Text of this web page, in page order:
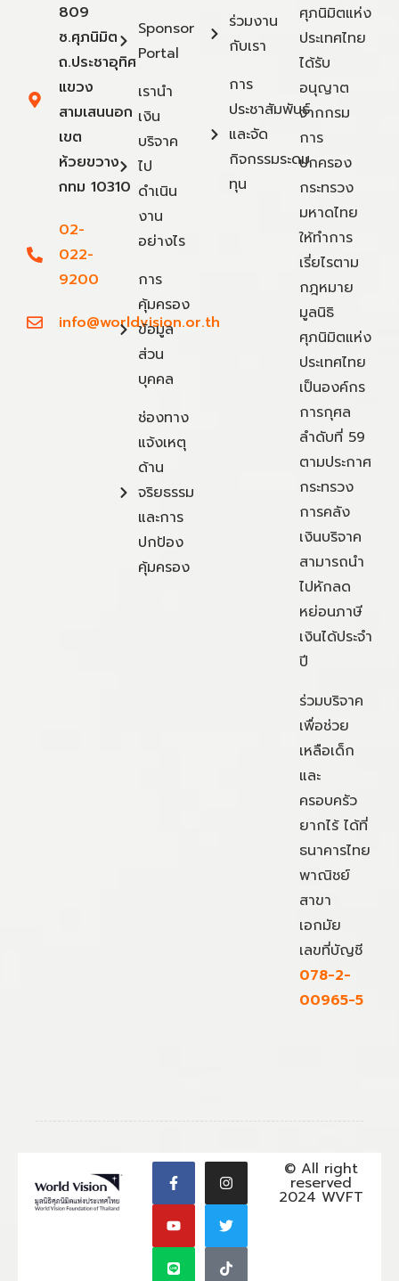
809
ซ.ศุภนิมิต
ถ.ประชาอุทิศ
แขวง
สามเสนนอก
เขต
ห้วยขวาง
กทม 10310
02-
022-
9200
info@worldvision.or.th
Sponsor
Portal
เรานำ
เงิน
บริจาค
ไป
ดำเนิน
งาน
อย่างไร
การ
คุ้มครอง
ข้อมูล
ส่วน
บุคคล
ช่องทาง
แจ้งเหตุ
ด้าน
จริยธรรม
และการ
ปกป้อง
คุ้มครอง
ร่วมงาน
กับเรา
การ
ประชาสัมพันธ์
และจัด
กิจกรรมระดม
ทุน
ศุภนิมิตแห่ง
ประเทศไทย
ได้รับ
อนุญาต
จากกรม
การ
ปกครอง
กระทรวง
มหาดไทย
ให้ทำการ
เรี่ยไรตาม
กฎหมาย
มูลนิธิ
ศุภนิมิตแห่ง
ประเทศไทย
เป็นองค์กร
การกุศล
ลำดับที่ 59
ตามประกาศ
กระทรวง
การคลัง
เงินบริจาค
สามารถนำ
ไปหักลด
หย่อนภาษี
เงินได้ประจำ
ปี
ร่วมบริจาค
เพื่อช่วย
เหลือเด็ก
และ
ครอบครัว
ยากไร้ ได้ที่
ธนาคารไทย
พาณิชย์
สาขา
เอกมัย
เลขที่บัญชี
078-2-
00965-5
© All right
reserved
2024 WVFT